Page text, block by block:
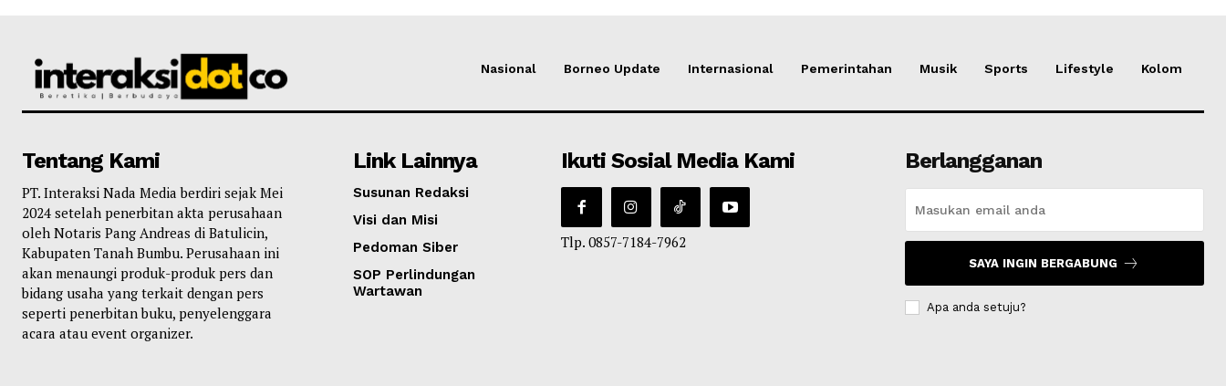
Nasional Borneo Update Internasional Pemerintahan Musik Sports Lifestyle Kolom
Tentang Kami
PT. Interaksi Nada Media berdiri sejak Mei
2024 setelah penerbitan akta perusahaan
oleh Notaris Pang Andreas di Batulicin,
Kabupaten Tanah Bumbu. Perusahaan ini
akan menaungi produk-produk pers dan
bidang usaha yang terkait dengan pers
seperti penerbitan buku, penyelenggara
acara atau event organizer.
Link Lainnya
Susunan Redaksi
Visi dan Misi
Pedoman Siber
SOP Perlindungan
Wartawan
Ikuti Sosial Media Kami
Tlp. 0857-7184-7962
Berlangganan
SAYA INGIN BERGABUNG
Apa anda setuju?